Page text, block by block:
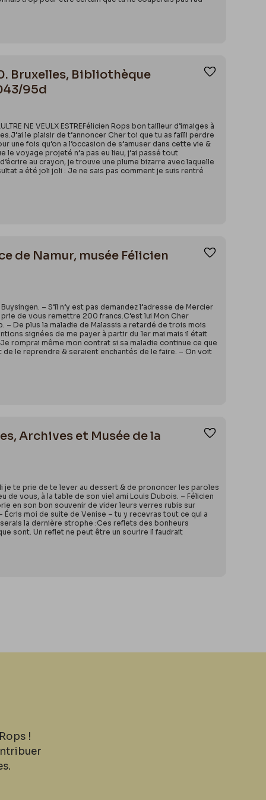
Bruxelles, Bibliothèque
95d
NE VEULX ESTREFélicien Rops bon tailleur d’imaiges à
le plaisir de t’annoncer Cher toi que tu as failli perdre
une fois qu’on a l’occasion de s’amuser dans cette vie &
le voyage projeté n’a pas eu lieu, j’ai passé tout
au crayon, je trouve une plume bizarre avec laquelle
a été joli joli : Je ne sais pas comment je suis rentré
Ajouter
de Namur, musée Félicien
– S’il n’y est pas demandez l’adresse de Mercier
de vous remettre 200 francs.C’est lui Mon Cher
De plus la maladie de Malassis a retardé de trois mois
signées de me payer à partir du 1er mai mais il était
romprai même mon contrat si sa maladie continue ce que
de le reprendre & seraient enchantés de le faire. – On voit
Ajouter
Archives et Musée de la
je te prie de te lever au dessert & de prononcer les paroles
de vous, à la table de son viel ami Louis Dubois. – Félicien
en son bon souvenir de vider leurs verres rubis sur
Écris moi de suite de Venise – tu y recevras tout ce qui a
la dernière strophe :Ces reflets des bonheurs
sont. Un reflet ne peut être un sourire Il faudrait
Ajouter
!